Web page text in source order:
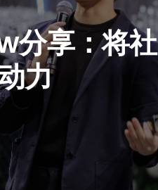
享：将社
力